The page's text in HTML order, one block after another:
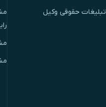
تبلیغات حقوقی وکیل